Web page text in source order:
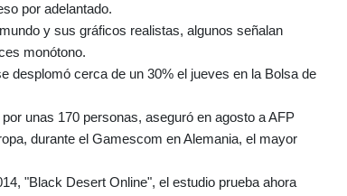
por adelantado.
y sus gráficos realistas, algunos señalan
monótono.
desplomó cerca de un 30% el jueves en la Bolsa de
unas 170 personas, aseguró en agosto a AFP
durante el Gamescom en Alemania, el mayor
"Black Desert Online", el estudio prueba ahora